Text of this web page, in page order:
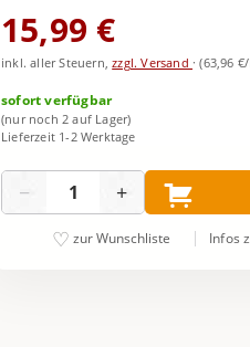
15,99 €
inkl. aller Steuern,zzgl. Versand ·(63,96
sofort verfügbar
(nur noch 2 auf Lager)
Lieferzeit 1-2 Werktage
− +
zur Wunschliste Infos